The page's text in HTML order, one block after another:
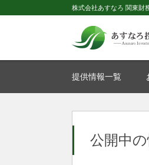
株式会社あすなろ 関東財
提供情報一覧
公開中